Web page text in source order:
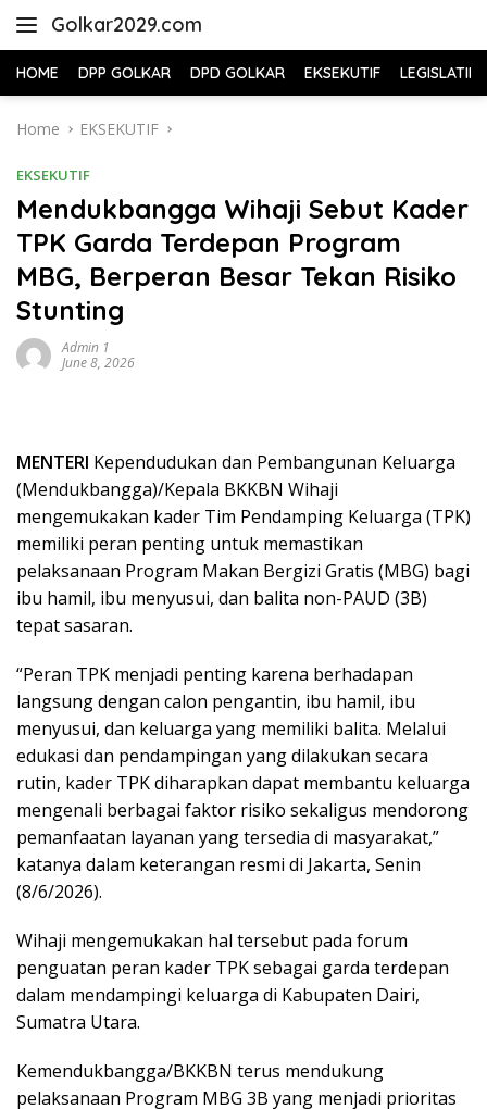
Golkar2029.com
HOME DPP GOLKAR DPD GOLKAR EKSEKUTIF LEGISLATIF
Home EKSEKUTIF
EKSEKUTIF
Mendukbangga Wihaji Sebut Kader
TPK Garda Terdepan Program
MBG, Berperan Besar Tekan Risiko
Stunting
Admin 1
June 8, 2026
MENTERI Kependudukan dan Pembangunan Keluarga
(Mendukbangga)/Kepala BKKBN Wihaji
mengemukakan kader Tim Pendamping Keluarga (TPK)
memiliki peran penting untuk memastikan
pelaksanaan Program Makan Bergizi Gratis (MBG) bagi
ibu hamil, ibu menyusui, dan balita non-PAUD (3B)
tepat sasaran.
“Peran TPK menjadi penting karena berhadapan
langsung dengan calon pengantin, ibu hamil, ibu
menyusui, dan keluarga yang memiliki balita. Melalui
edukasi dan pendampingan yang dilakukan secara
rutin, kader TPK diharapkan dapat membantu keluarga
mengenali berbagai faktor risiko sekaligus mendorong
pemanfaatan layanan yang tersedia di masyarakat,”
katanya dalam keterangan resmi di Jakarta, Senin
(8/6/2026).
Wihaji mengemukakan hal tersebut pada forum
penguatan peran kader TPK sebagai garda terdepan
dalam mendampingi keluarga di Kabupaten Dairi,
Sumatra Utara.
Kemendukbangga/BKKBN terus mendukung
pelaksanaan Program MBG 3B yang menjadi prioritas